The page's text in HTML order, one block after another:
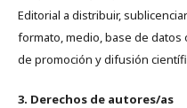
Editorial a distribuir,
formato, medio, base de
de promoción y difusión
3. Derechos de autores/as